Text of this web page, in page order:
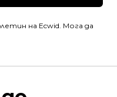
на Ecwid. Мога да